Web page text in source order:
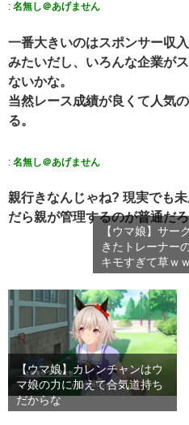
: 名無し＠あげません
一番大きいのはスポンサー収
みたいだし、いろんな企業が
ないかな。
当然レース成績が良くて人気
る。
: 名無し＠あげません
親行きなんじゃね? 現実でも
だら親が管理するのが普通だ
【ウマ娘】サー
きたトレーナー
キモすぎて草ｗ
ま…
【ウマ娘】カレンチャンはウ
マ娘の力に加えて合気道持ち
だからな